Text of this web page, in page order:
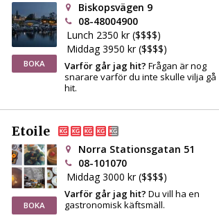
BOKA
Biskopsvägen 9
08-48004900
Lunch 2350 kr ($$$$)
Middag 3950 kr ($$$$)
Varför går jag hit? Frågan är nog
snarare varför du inte skulle vilja gå
hit.
Etoile
BOKA
Norra Stationsgatan 51
08-101070
Middag 3000 kr ($$$$)
Varför går jag hit? Du vill ha en
gastronomisk käftsmäll.